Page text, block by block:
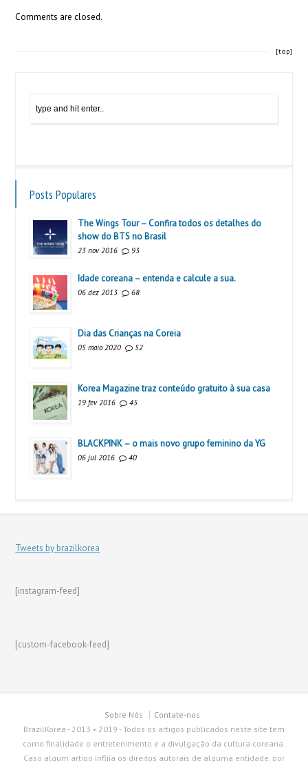
Comments are closed.
[top]
Posts Populares
The Wings Tour – Confira todos os detalhes do
show do BTS no Brasil
23 nov 2016 93
Idade coreana – entenda e calcule a sua.
06 dez 2013 68
Dia das Crianças na Coreia
05 maio 2020 52
Korea Magazine traz conteúdo gratuito à sua casa
19 fev 2016 45
BLACKPINK – o mais novo grupo feminino da YG
06 jul 2016 40
Tweets by brazilkorea
[instagram-feed]
[custom-facebook-feed]
Sobre Nós
Contate-nos
BrazilKorea - 2013 • 2019 - Todos os artigos publicados neste site tem
como finalidade o entretenimento e a divulgação da cultura coreana.
Caso algum artigo inflija os direitos autorais de alguma entidade, por